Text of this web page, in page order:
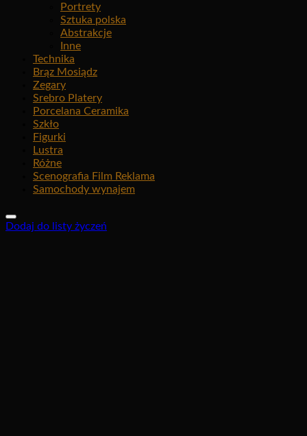
Portrety
Sztuka polska
Abstrakcje
Inne
Technika
Brąz Mosiądz
Zegary
Srebro Platery
Porcelana Ceramika
Szkło
Figurki
Lustra
Różne
Scenografia Film Reklama
Samochody wynajem
Dodaj do listy życzeń